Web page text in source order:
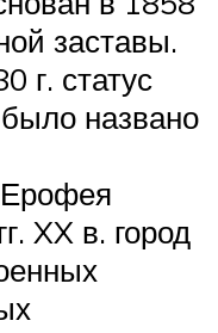
заставы.
г. статус
названо
XX в. город